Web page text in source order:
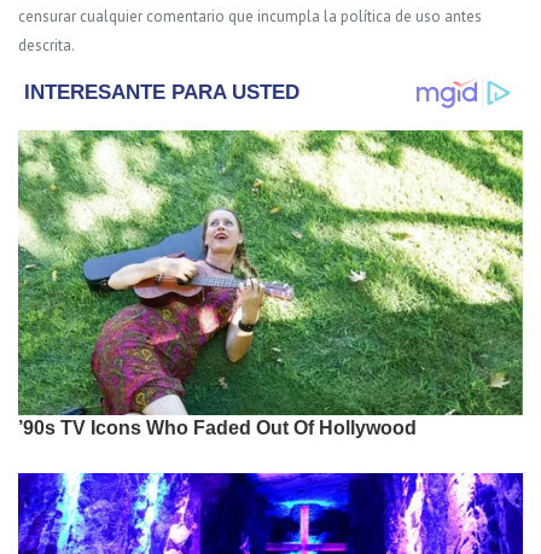
censurar cualquier comentario que incumpla la política de uso antes
descrita.